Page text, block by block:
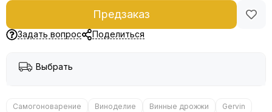
Предзаказ
Задать вопрос Поделиться
Выбрать
Самогоноварение Виноделие Винные дрожжи Gervin